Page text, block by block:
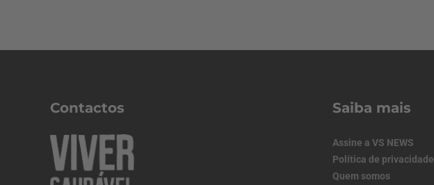
Contactos Saiba mais
Assine a VS NEWS
Política de privacidade
Quem somos